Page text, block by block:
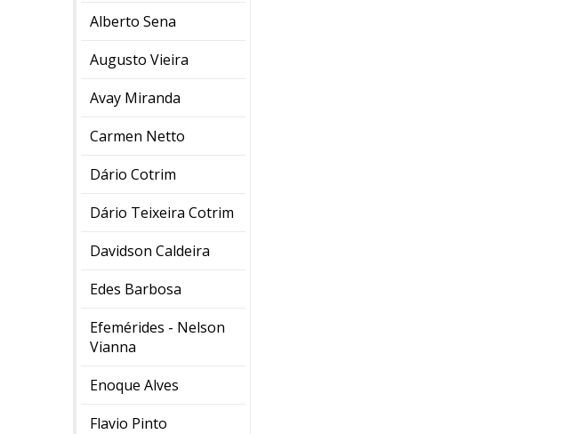
Alberto Sena
Augusto Vieira
Avay Miranda
Carmen Netto
Dário Cotrim
Dário Teixeira Cotrim
Davidson Caldeira
Edes Barbosa
Efemérides - Nelson
Vianna
Enoque Alves
Flavio Pinto